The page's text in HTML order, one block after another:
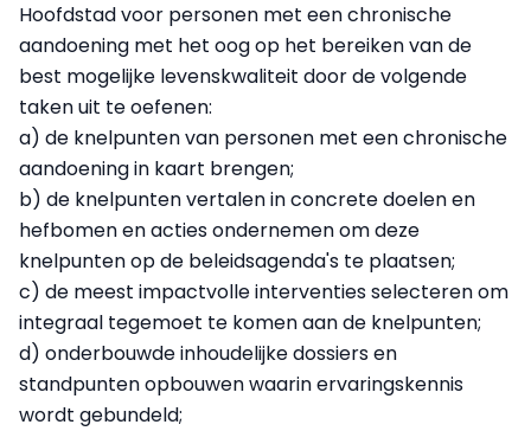
Hoofdstad voor personen met een chronische
aandoening met het oog op het bereiken van de
best mogelijke levenskwaliteit door de volgende
taken uit te oefenen:
a) de knelpunten van personen met een chronische
aandoening in kaart brengen;
b) de knelpunten vertalen in concrete doelen en
hefbomen en acties ondernemen om deze
knelpunten op de beleidsagenda's te plaatsen;
c) de meest impactvolle interventies selecteren om
integraal tegemoet te komen aan de knelpunten;
d) onderbouwde inhoudelijke dossiers en
standpunten opbouwen waarin ervaringskennis
wordt gebundeld;